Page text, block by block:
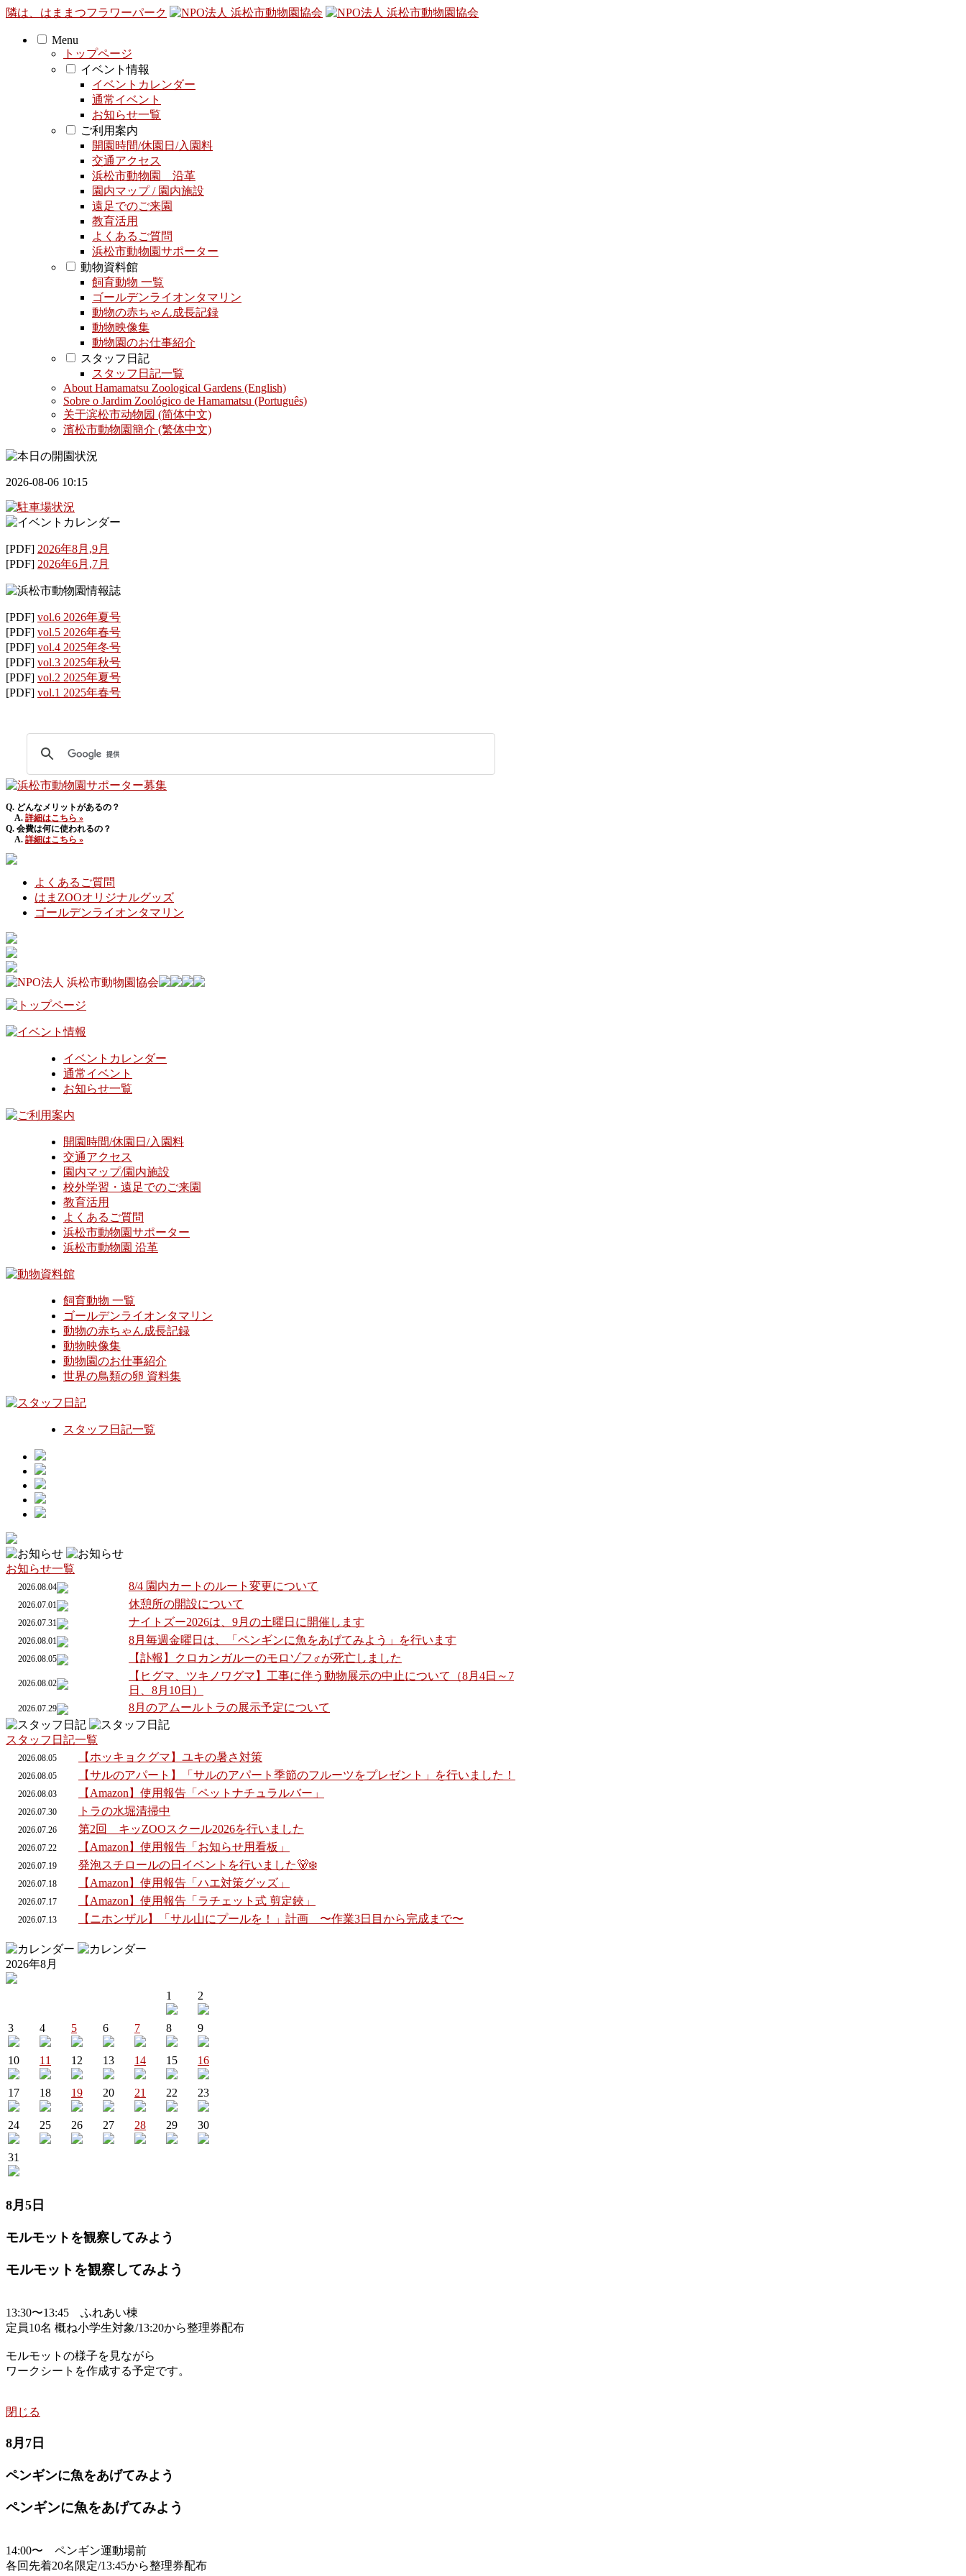
隣は、はままつフラワーパーク
Menu
トップページ
イベント情報
イベントカレンダー
通常イベント
お知らせ一覧
ご利用案内
開園時間/休園日/入園料
交通アクセス
浜松市動物園 沿革
園内マップ / 園内施設
遠足でのご来園
教育活用
よくあるご質問
浜松市動物園サポーター
動物資料館
飼育動物 一覧
ゴールデンライオンタマリン
動物の赤ちゃん成長記録
動物映像集
動物園のお仕事紹介
スタッフ日記
スタッフ日記一覧
About Hamamatsu Zoological Gardens (English)
Sobre o Jardim Zoológico de Hamamatsu (Português)
关于滨松市动物园 (简体中文)
濱松市動物園簡介 (繁体中文)
2026-08-06 10:15
[PDF] 2026年8月,9月
[PDF] 2026年6月,7月
[PDF] vol.6 2026年夏号
[PDF] vol.5 2026年春号
[PDF] vol.4 2025年冬号
[PDF] vol.3 2025年秋号
[PDF] vol.2 2025年夏号
[PDF] vol.1 2025年春号
Q. どんなメリットがあるの？
A. 詳細はこちら »
Q. 会費は何に使われるの？
A. 詳細はこちら »
よくあるご質問
はまZOOオリジナルグッズ
ゴールデンライオンタマリン
イベントカレンダー
通常イベント
お知らせ一覧
開園時間/休園日/入園料
交通アクセス
園内マップ/園内施設
校外学習・遠足でのご来園
教育活用
よくあるご質問
浜松市動物園サポーター
浜松市動物園 沿革
飼育動物 一覧
ゴールデンライオンタマリン
動物の赤ちゃん成長記録
動物映像集
動物園のお仕事紹介
世界の鳥類の卵 資料集
スタッフ日記一覧
お知らせ一覧
2026.08.04 8/4 園内カートのルート変更について
2026.07.01 休憩所の開設について
2026.07.31 ナイトズー2026は、9月の土曜日に開催します
2026.08.01 8月毎週金曜日は、「ペンギンに魚をあげてみよう」を行います
2026.08.05 【訃報】クロカンガルーのモロゾフ♂が死亡しました
2026.08.02
【ヒグマ、ツキノワグマ】工事に伴う動物展示の中止について（8月4日～7
日、8月10日）
2026.07.29 8月のアムールトラの展示予定について
スタッフ日記一覧
2026.08.05 【ホッキョクグマ】ユキの暑さ対策
2026.08.05 【サルのアパート】「サルのアパート季節のフルーツをプレゼント」を行いました！
2026.08.03 【Amazon】使用報告「ペットナチュラルバー」
2026.07.30 トラの水堀清掃中
2026.07.26 第2回 キッZOOスクール2026を行いました
2026.07.22 【Amazon】使用報告「お知らせ用看板」
2026.07.19 発泡スチロールの日イベントを行いました🐻‍❄️
2026.07.18 【Amazon】使用報告「ハエ対策グッズ」
2026.07.17 【Amazon】使用報告「ラチェット式 剪定鋏」
2026.07.13 【ニホンザル】「サル山にプールを！」計画 〜作業3日目から完成まで〜
2026年8月
1 2
3 4 5 6 7 8 9
10 11 12 13 14 15 16
17 18 19 20 21 22 23
24 25 26 27 28 29 30
31
8月5日
モルモットを観察してみよう
モルモットを観察してみよう
13:30〜13:45 ふれあい棟
定員10名 概ね小学生対象/13:20から整理券配布
モルモットの様子を見ながら
ワークシートを作成する予定です。
閉じる
8月7日
ペンギンに魚をあげてみよう
ペンギンに魚をあげてみよう
14:00〜 ペンギン運動場前
各回先着20名限定/13:45から整理券配布